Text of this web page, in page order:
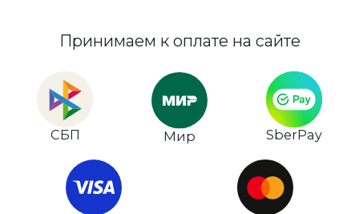
Принимаем к оплате на сайте
СБП Мир SberPay